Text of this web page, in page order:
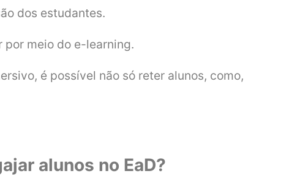
dos estudantes.
por meio do e-learning.
é possível não só reter alunos, como,
alunos no EaD?